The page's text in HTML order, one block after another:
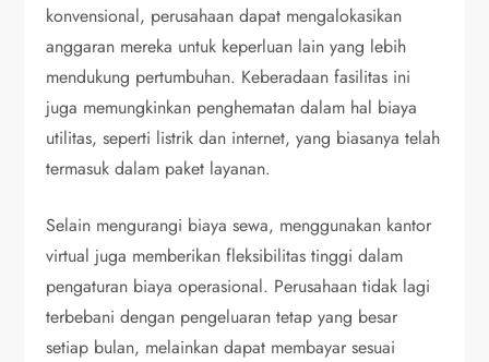
konvensional, perusahaan dapat mengalokasikan
anggaran mereka untuk keperluan lain yang lebih
mendukung pertumbuhan. Keberadaan fasilitas ini
juga memungkinkan penghematan dalam hal biaya
utilitas, seperti listrik dan internet, yang biasanya telah
termasuk dalam paket layanan.
Selain mengurangi biaya sewa, menggunakan kantor
virtual juga memberikan fleksibilitas tinggi dalam
pengaturan biaya operasional. Perusahaan tidak lagi
terbebani dengan pengeluaran tetap yang besar
setiap bulan, melainkan dapat membayar sesuai